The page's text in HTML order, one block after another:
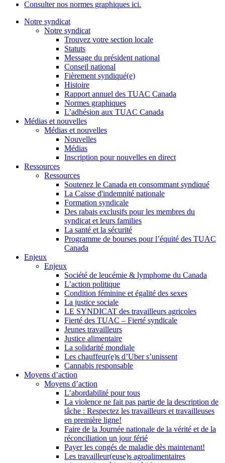
Consulter nos normes graphiques ici.
Notre syndicat
Notre syndicat
Trouvez votre section locale
Statuts
Message du président national
Conseil national
Fièrement syndiqué(e)
Histoire
Rapport annuel des TUAC Canada
Normes graphiques
L’adhésion aux TUAC Canada
Médias et nouvelles
Médias et nouvelles
Nouvelles
Médias
Inscription pour nouvelles en direct
Ressources
Ressources
Soutenez le Canada en consommant syndiqué
La Caisse d'indemnité nationale
Formation syndicale
Des rabais exclusifs pour les membres du
syndicat et leurs families
La santé et la sécurité
Programme de bourses pour l’équité des TUAC
Canada
Enjeux
Enjeux
Société de leucémie & lymphome du Canada
L’action politique
Condition féminine et égalité des sexes
La justice sociale
LE SYNDICAT des travailleurs agricoles
Fierté des TUAC – Fierté syndicale
Jeunes travailleurs
Justice alimentaire
La solidarité mondiale
Les chauffeur(e)s d’Uber s’unissent
Cannabis responsable
Moyens d’action
Moyens d’action
L’abordabilité pour tous
La violence ne fait pas partie de la description de
tâche : Respectez les travailleurs et travailleuses
en première ligne!
Faire de la Journée nationale de la vérité et de la
réconciliation un jour férié
Payer les congés de maladie dès maintenant!
Les travailleur(euse)s agroalimentaires